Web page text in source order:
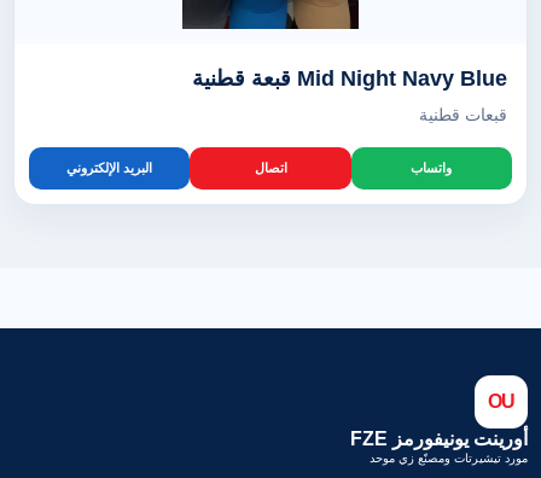
Mid Night Navy Blue قبعة قطنية
قبعات قطنية
واتساب اتصال البريد الإلكتروني
OU
أورينت يونيفورمز FZE
مورد تيشيرتات ومصنّع زي موحد